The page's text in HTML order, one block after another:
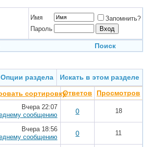
Имя
Запомнить?
Пароль
Поиск
Опции раздела
Искать в этом разделе
Ответов
Просмотров
Вчера 22:07
0 18
Вчера 18:56
0 11